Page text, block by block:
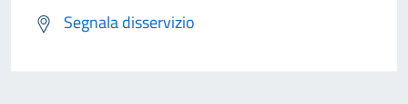
Segnala disservizio